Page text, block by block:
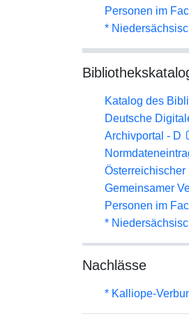
Personen im
*
Katalog des
Deutsche
Archivportal - D
Gemeinsamer
Personen im
*
Nachlässe
* Kalliope-